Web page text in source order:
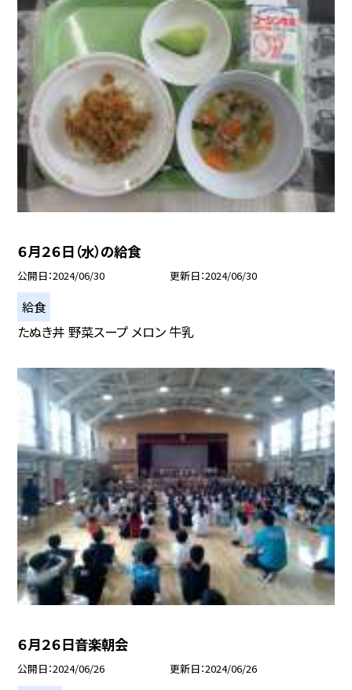
６月２６日（水）の給食
公開日 2024/06/30 更新日 2024/06/30
給食
たぬき丼 野菜スープ メロン 牛乳
６月２６日音楽朝会
公開日 2024/06/26 更新日 2024/06/26